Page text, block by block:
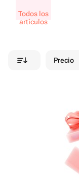
Todos los
artículos
Precio